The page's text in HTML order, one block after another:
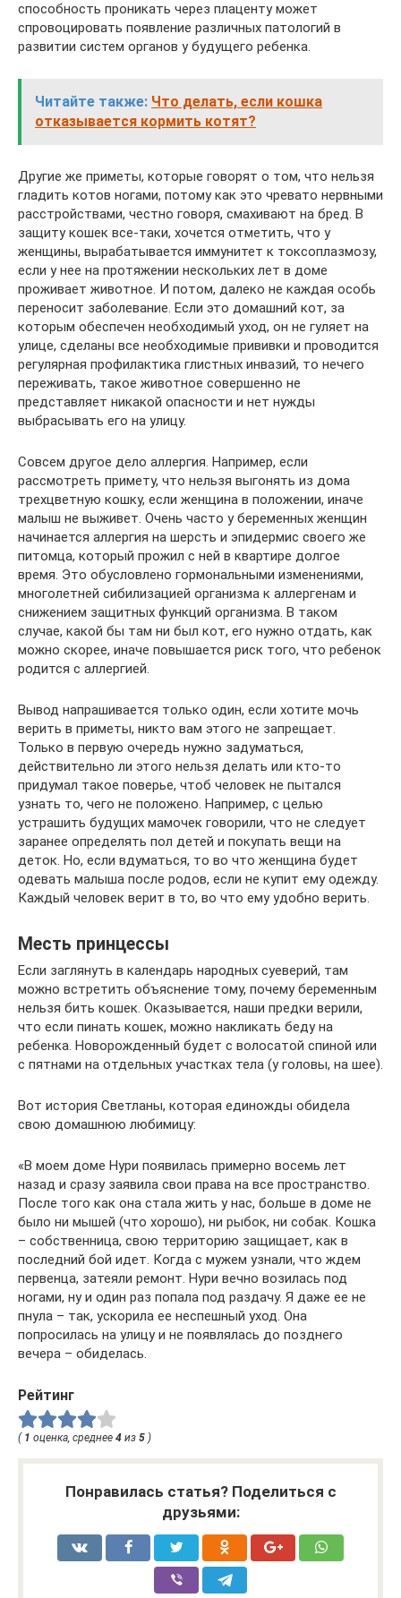
способность проникать через плаценту может
спровоцировать появление различных патологий в
развитии систем органов у будущего ребенка.
Читайте также: Что делать, если кошка
отказывается кормить котят?
Другие же приметы, которые говорят о том, что нельзя
гладить котов ногами, потому как это чревато нервными
расстройствами, честно говоря, смахивают на бред. В
защиту кошек все-таки, хочется отметить, что у
женщины, вырабатывается иммунитет к токсоплазмозу,
если у нее на протяжении нескольких лет в доме
проживает животное. И потом, далеко не каждая особь
переносит заболевание. Если это домашний кот, за
которым обеспечен необходимый уход, он не гуляет на
улице, сделаны все необходимые прививки и проводится
регулярная профилактика глистных инвазий, то нечего
переживать, такое животное совершенно не
представляет никакой опасности и нет нужды
выбрасывать его на улицу.
Совсем другое дело аллергия. Например, если
рассмотреть примету, что нельзя выгонять из дома
трехцветную кошку, если женщина в положении, иначе
малыш не выживет. Очень часто у беременных женщин
начинается аллергия на шерсть и эпидермис своего же
питомца, который прожил с ней в квартире долгое
время. Это обусловлено гормональными изменениями,
многолетней сибилизацией организма к аллергенам и
снижением защитных функций организма. В таком
случае, какой бы там ни был кот, его нужно отдать, как
можно скорее, иначе повышается риск того, что ребенок
родится с аллергией.
Вывод напрашивается только один, если хотите мочь
верить в приметы, никто вам этого не запрещает.
Только в первую очередь нужно задуматься,
действительно ли этого нельзя делать или кто-то
придумал такое поверье, чтоб человек не пытался
узнать то, чего не положено. Например, с целью
устрашить будущих мамочек говорили, что не следует
заранее определять пол детей и покупать вещи на
деток. Но, если вдуматься, то во что женщина будет
одевать малыша после родов, если не купит ему одежду.
Каждый человек верит в то, во что ему удобно верить.
Месть принцессы
Если заглянуть в календарь народных суеверий, там
можно встретить объяснение тому, почему беременным
нельзя бить кошек. Оказывается, наши предки верили,
что если пинать кошек, можно накликать беду на
ребенка. Новорожденный будет с волосатой спиной или
с пятнами на отдельных участках тела (у головы, на шее).
Вот история Светланы, которая единожды обидела
свою домашнюю любимицу:
«В моем доме Нури появилась примерно восемь лет
назад и сразу заявила свои права на все пространство.
После того как она стала жить у нас, больше в доме не
было ни мышей (что хорошо), ни рыбок, ни собак. Кошка
– собственница, свою территорию защищает, как в
последний бой идет. Когда с мужем узнали, что ждем
первенца, затеяли ремонт. Нури вечно возилась под
ногами, ну и один раз попала под раздачу. Я даже ее не
пнула – так, ускорила ее неспешный уход. Она
попросилась на улицу и не появлялась до позднего
вечера – обиделась.
Рейтинг
( 1 оценка, среднее 4 из 5 )
Понравилась статья? Поделиться с
друзьями: